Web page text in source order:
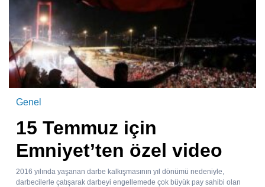
Genel
15 Temmuz için
Emniyet’ten özel video
2016 yılında yaşanan darbe kalkışmasının yıl dönümü nedeniyle,
darbecilerle çatışarak darbeyi engellemede çok büyük pay sahibi olan